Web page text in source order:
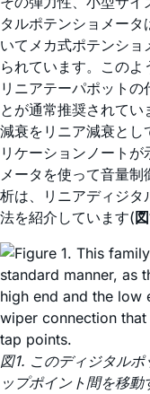
タルポテンショメー
いてメカ式ポテンシ
られています。このよ
リニアテーパポット
とが通常推奨されて
減衰をリニア減衰とし
リケーションノート
メータを使って音量
析は、リニアディジタ
法を紹介しています(
図1. このディジタル
ップポイント間を移